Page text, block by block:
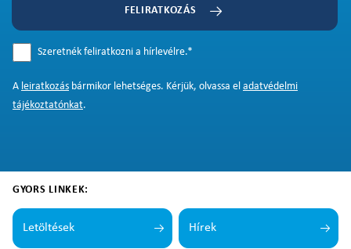
FELIRATKOZÁS
Szeretnék feliratkozni a hírlevélre.*
A leiratkozás bármikor lehetséges. Kérjük, olvassa el adatvédelmi
tájékoztatónkat.
GYORS LINKEK:
Letöltések Hírek